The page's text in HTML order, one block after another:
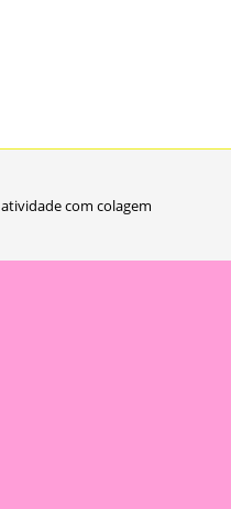
atividade com colagem